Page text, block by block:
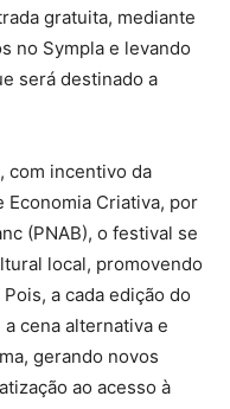
gratuita, mediante
no Sympla e levando
será destinado a
com incentivo da
Economia Criativa, por
(PNAB), o festival se
local, promovendo
a cada edição do
cena alternativa e
gerando novos
ao acesso à